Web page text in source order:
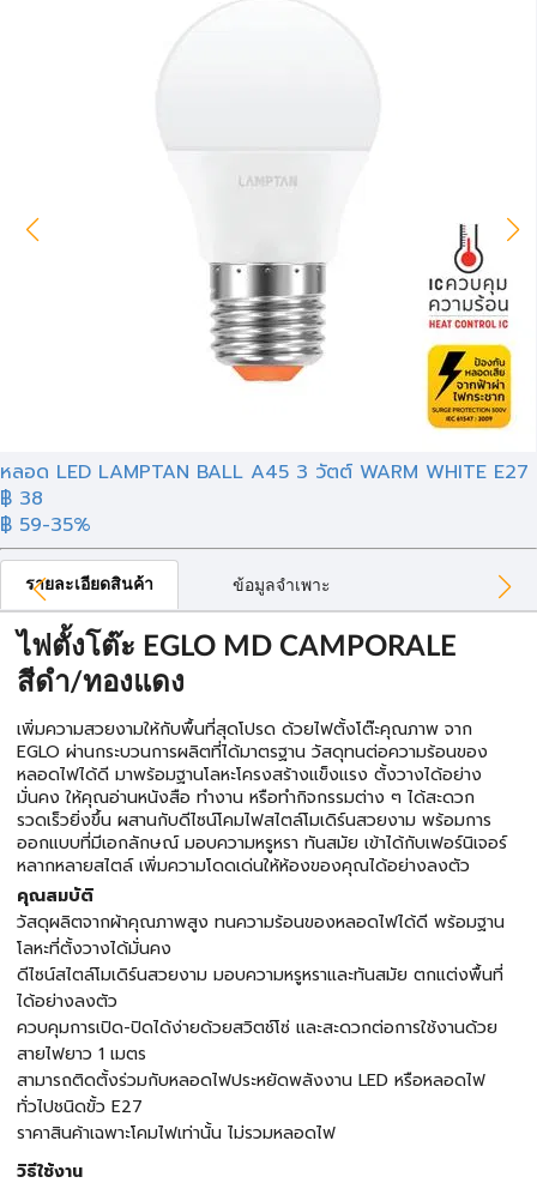
หลอด LED LAMPTAN BALL A45 3 วัตต์ WARM WHITE E27
฿ 38
฿ 59-35%
รายละเอียดสินค้า ข้อมูลจำเพาะ
ไฟตั้งโต๊ะ EGLO MD CAMPORALE
สีดำ/ทองแดง
เพิ่มความสวยงามให้กับพื้นที่สุดโปรด ด้วยไฟตั้งโต๊ะคุณภาพ จาก
EGLO ผ่านกระบวนการผลิตที่ได้มาตรฐาน วัสดุทนต่อความร้อนของ
หลอดไฟได้ดี มาพร้อมฐานโลหะโครงสร้างแข็งแรง ตั้งวางได้อย่าง
มั่นคง ให้คุณอ่านหนังสือ ทำงาน หรือทำกิจกรรมต่าง ๆ ได้สะดวก
รวดเร็วยิ่งขึ้น ผสานกับดีไซน์โคมไฟสไตล์โมเดิร์นสวยงาม พร้อมการ
ออกแบบที่มีเอกลักษณ์ มอบความหรูหรา ทันสมัย เข้าได้กับเฟอร์นิเจอร์
หลากหลายสไตล์ เพิ่มความโดดเด่นให้ห้องของคุณได้อย่างลงตัว
คุณสมบัติ
วัสดุผลิตจากผ้าคุณภาพสูง ทนความร้อนของหลอดไฟได้ดี พร้อมฐาน
โลหะที่ตั้งวางได้มั่นคง
ดีไซน์สไตล์โมเดิร์นสวยงาม มอบความหรูหราและทันสมัย ตกแต่งพื้นที่
ได้อย่างลงตัว
ควบคุมการเปิด-ปิดได้ง่ายด้วยสวิตช์โซ่ และสะดวกต่อการใช้งานด้วย
สายไฟยาว 1 เมตร
สามารถติดตั้งร่วมกับหลอดไฟประหยัดพลังงาน LED หรือหลอดไฟ
ทั่วไปชนิดขั้ว E27
ราคาสินค้าเฉพาะโคมไฟเท่านั้น ไม่รวมหลอดไฟ
วิธีใช้งาน